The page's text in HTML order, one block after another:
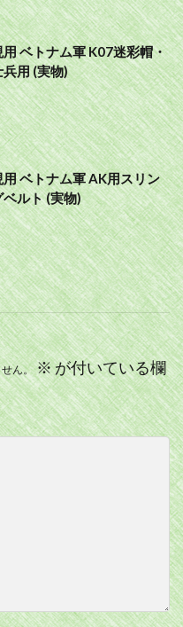
用 ベトナム軍 K07迷彩帽・
兵用 (実物)
用 ベトナム軍 AK用スリン
ベルト (実物)
ん。 ※が付いている欄